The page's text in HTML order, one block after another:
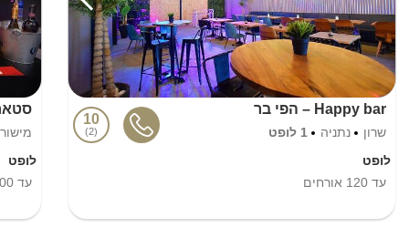
Happy bar – הפי בר
שרון נתניה 1 לופט
10
2
לופט
עד 120 אורחים
לופט
עד